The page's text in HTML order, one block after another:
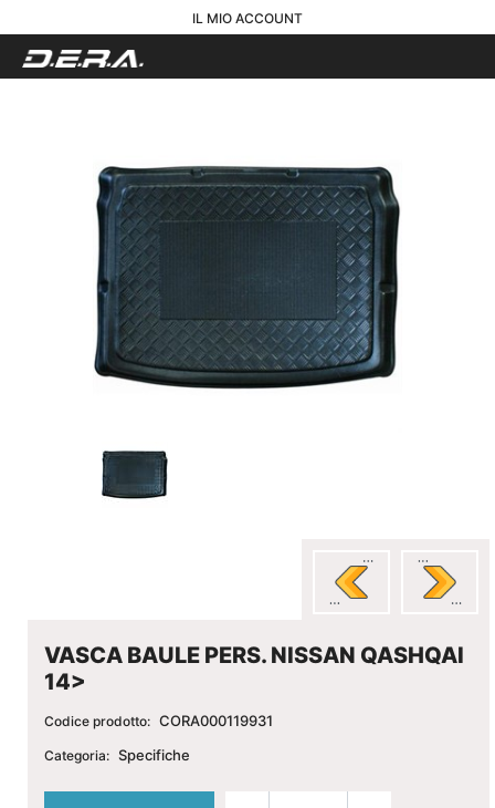
IL MIO ACCOUNT
VASCA BAULE PERS. NISSAN QASHQAI
14>
Codice prodotto: CORA000119931
Categoria: Specifiche
Quantità